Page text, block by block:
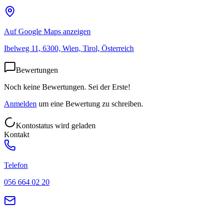
Auf Google Maps anzeigen
Ibelweg 11, 6300, Wien, Tirol, Österreich
Bewertungen
Noch keine Bewertungen. Sei der Erste!
Anmelden um eine Bewertung zu schreiben.
Kontostatus wird geladen
Kontakt
Telefon
056 664 02 20